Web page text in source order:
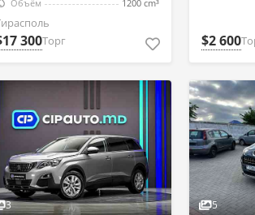
Объём
1200 cm³
300Торг $2 600
3 5